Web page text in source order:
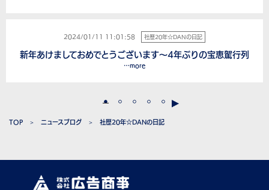
新年あけましておめでとうございます～4年ぶりの宝恵駕行列
…more
社歴20年☆DANの日記
2024/01/11 11:01:58
navigation
TOP ニュースブログ 社歴20年☆DANの日記